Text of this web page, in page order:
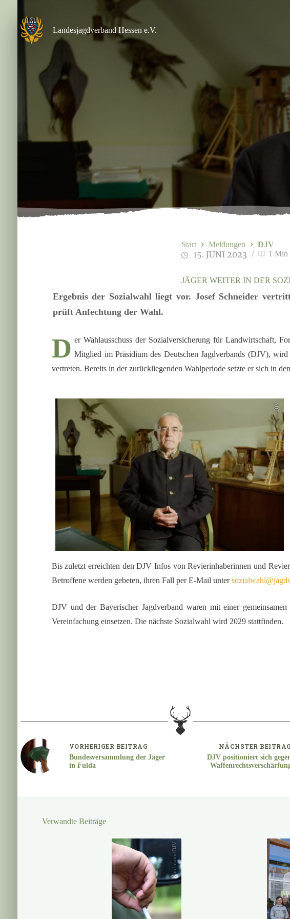
springen
Landesjagdverband Hessen e.V.
JÄGER WEITER IN DER
15. JUNI 2023 1 Min
Start Meldungen DJV
Ergebnis der Sozialwahl liegt vor. Josef Schneider
prüft Anfechtung der Wahl.
D er Wahlausschuss der Sozialversicherung für Landwirtschaft,
Mitglied im Präsidium des Deutschen Jagdverbands (DJV),
vertreten. Bereits in der zurückliegenden Wahlperiode setzte er sich in
DJV
Bis zuletzt erreichten den DJV Infos von Revierinhaberinnen und
Betroffene werden gebeten, ihren Fall per E-Mail unter
DJV und der Bayerischer Jagdverband waren mit einer
Vereinfachung einsetzen. Die nächste Sozialwahl wird 2029 stattfinden.
VORHERIGER BEITRAG
Bundesversammlung der Jäger
in Fulda
NÄCHSTER BEITRAG
DJV positioniert sich
Verwandte Beiträge
Kaufmann/DJV